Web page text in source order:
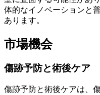
体的なイノベーションと
あります。
市場機会
傷跡予防と術後ケア
傷跡予防と術後ケアは、